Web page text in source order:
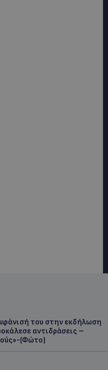
του στην εκδήλωση
αντιδράσεις –
(Φώτο)